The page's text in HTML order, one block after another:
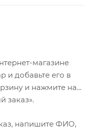
магазине
и добавьте его в
и нажмите на
заказ».
напишите ФИО,